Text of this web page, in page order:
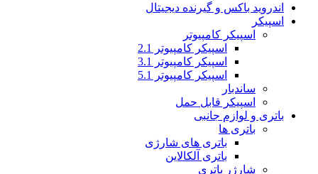
اندروید باکس و گیرنده دیجیتال
اسپیکر
اسپیکر کامپیوتر
اسپیکر کامپیوتر 2.1
اسپیکر کامپیوتر 3.1
اسپیکر کامپیوتر 5.1
ساندبار
اسپیکر قابل حمل
باتری و لوازم جانبی
باتری ها
باتری های شارژی
باتری آلکالاین
شارژر باتری